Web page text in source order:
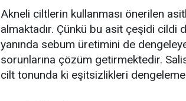
Akneli ciltlerin kullanması önerilen
almaktadır. Çünkü bu asit çeşidi cildi
yanında sebum üretimini de
sorunlarına çözüm getirmektedir.
cilt tonunda ki eşitsizlikleri